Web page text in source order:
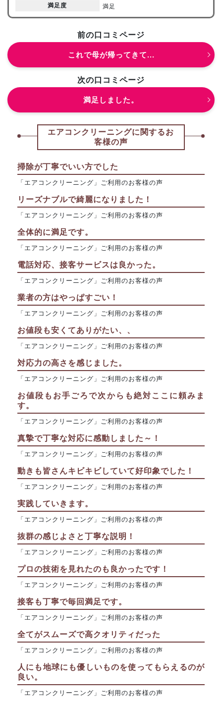
満足度
満足
前の口コミページ
これで母が帰ってきて...
次の口コミページ
満足しました。
エアコンクリーニングに関するお
客様の声
掃除が丁寧でいい方でした
「エアコンクリーニング」ご利用のお客様の声
リーズナブルで綺麗になりました！
「エアコンクリーニング」ご利用のお客様の声
全体的に満足です。
「エアコンクリーニング」ご利用のお客様の声
電話対応、接客サービスは良かった。
「エアコンクリーニング」ご利用のお客様の声
業者の方はやっぱすごい！
「エアコンクリーニング」ご利用のお客様の声
お値段も安くてありがたい、、
「エアコンクリーニング」ご利用のお客様の声
対応力の高さを感じました。
「エアコンクリーニング」ご利用のお客様の声
お値段もお手ごろで次からも絶対ここに頼みま
す。
「エアコンクリーニング」ご利用のお客様の声
真摯で丁寧な対応に感動しました～！
「エアコンクリーニング」ご利用のお客様の声
動きも皆さんキビキビしていて好印象でした！
「エアコンクリーニング」ご利用のお客様の声
実践していきます。
「エアコンクリーニング」ご利用のお客様の声
抜群の感じよさと丁寧な説明！
「エアコンクリーニング」ご利用のお客様の声
プロの技術を見れたのも良かったです！
「エアコンクリーニング」ご利用のお客様の声
接客も丁寧で毎回満足です。
「エアコンクリーニング」ご利用のお客様の声
全てがスムーズで高クオリティだった
「エアコンクリーニング」ご利用のお客様の声
人にも地球にも優しいものを使ってもらえるのが
良い。
「エアコンクリーニング」ご利用のお客様の声